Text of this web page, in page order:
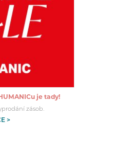
je tady!
zásob.
>